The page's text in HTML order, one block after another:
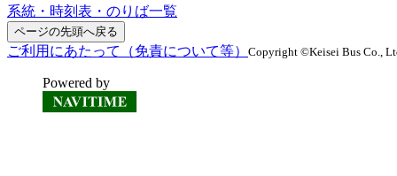
系統・時刻表・のりば一覧
ページの先頭へ戻る
ご利用にあたって（免責について等） Copyright ©Keisei Bus Co.,
Powered by